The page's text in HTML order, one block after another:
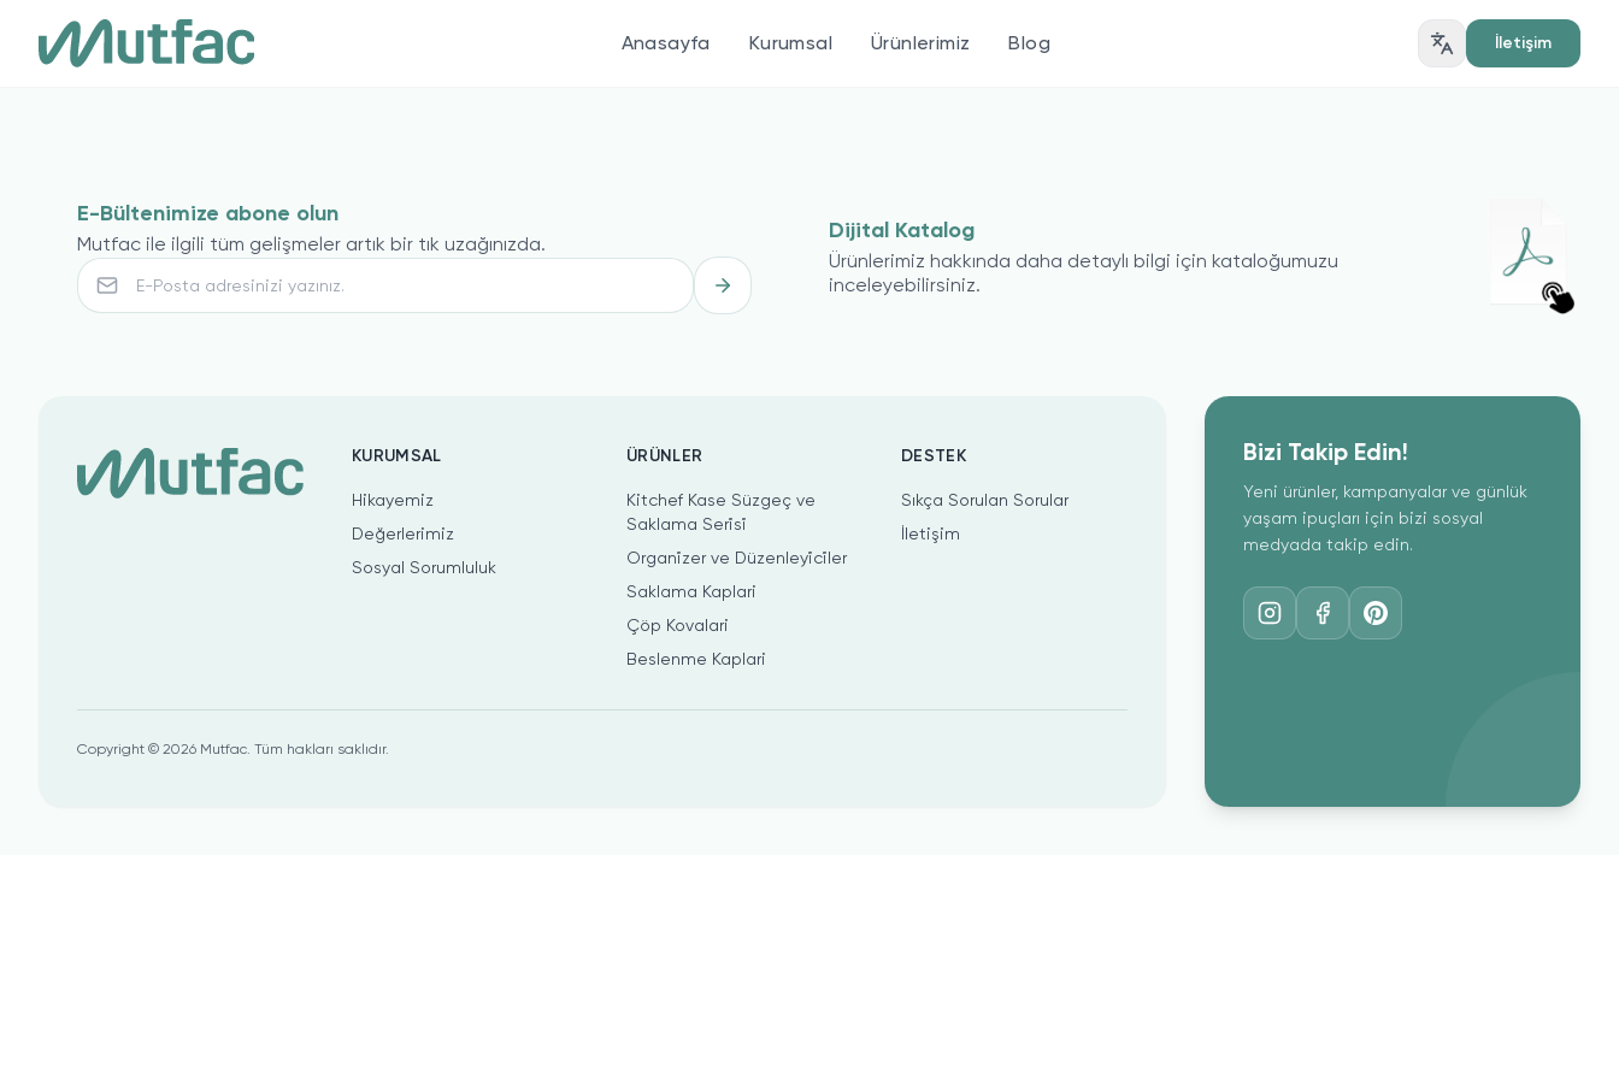
Anasayfa Kurumsal Ürünlerimiz Blog İletişim
E-Bültenimize abone olun
Mutfac ile ilgili tüm gelişmeler artık bir tık uzağınızda.
Dijital Katalog
Ürünlerimiz hakkında daha detaylı bilgi için kataloğumuzu
inceleyebilirsiniz.
Bizi Takip Edin!
Yeni ürünler, kampanyalar ve günlük
yaşam ipuçları için bizi sosyal
medyada takip edin.
KURUMSAL
Hikayemiz
Değerlerimiz
Sosyal Sorumluluk
ÜRÜNLER
Kitchef Kase Süzgeç ve
Saklama Seri̇si̇
Organi̇zer ve Düzenleyi̇ci̇ler
Saklama Kaplari
Çöp Kovalari
Beslenme Kaplari
DESTEK
Sıkça Sorulan Sorular
İletişim
Copyright © 2026 Mutfac. Tüm hakları saklıdır.